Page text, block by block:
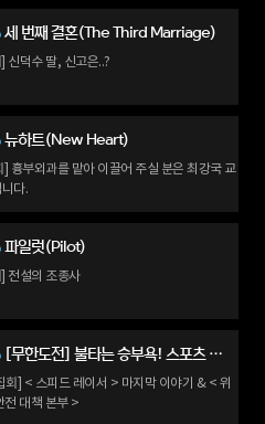
세 번째 결혼(The Third Marriage)
] 신덕수 딸, 신고은..?
뉴하트(New Heart)
] 흉부외과를 맡아 이끌어 주실 분은 최강국 교
니다.
파일럿(Pilot)
] 전설의 조종사
[무한도전] 불타는 승부욕! 스포츠 대결 모음 (Infinite Challenge)
회] < 스피드 레이서 > 마지막 이야기 & < 위
전 대책 본부 >